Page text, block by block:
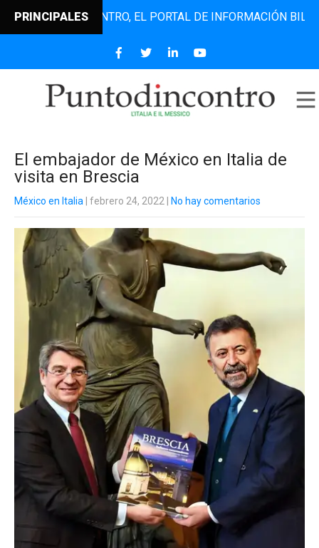
PRINCIPALES
PUNTODINCONTRO, EL PORTAL DE INFORMACIÓN
El embajador de México en Italia de
visita en Brescia
México en Italia | febrero 24, 2022 No hay comentarios